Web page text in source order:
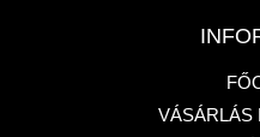
VÁSÁRLÁS